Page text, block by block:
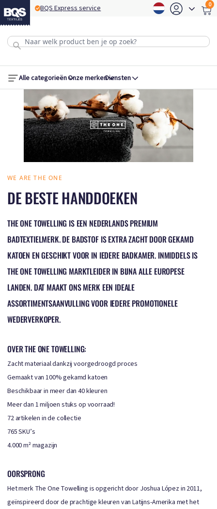
BQS Express service 0
Alle categorieënOnze merkenDiensten
WE ARE THE ONE
DE BESTE HANDDOEKEN
THE ONE TOWELLING IS EEN NEDERLANDS PREMIUM
BADTEXTIELMERK. DE BADSTOF IS EXTRA ZACHT DOOR GEKAMD
KATOEN EN GESCHIKT VOOR IN IEDERE BADKAMER. INMIDDELS IS
THE ONE TOWELLING MARKTLEIDER IN BIJNA ALLE EUROPESE
LANDEN. DAT MAAKT ONS MERK EEN IDEALE
ASSORTIMENTSAANVULLING VOOR IEDERE PROMOTIONELE
WEDERVERKOPER.
OVER THE ONE TOWELLING:
Zacht materiaal dankzij voorgedroogd proces
Gemaakt van 100% gekamd katoen
Beschikbaar in meer dan 40 kleuren
Meer dan 1 miljoen stuks op voorraad!
72 artikelen in de collectie
765 SKU’s
4.000 m² magazijn
OORSPRONG
Het merk The One Towelling is opgericht door Joshua López in 2011,
geïnspireerd door de prachtige kleuren van Latijns-Amerika met het